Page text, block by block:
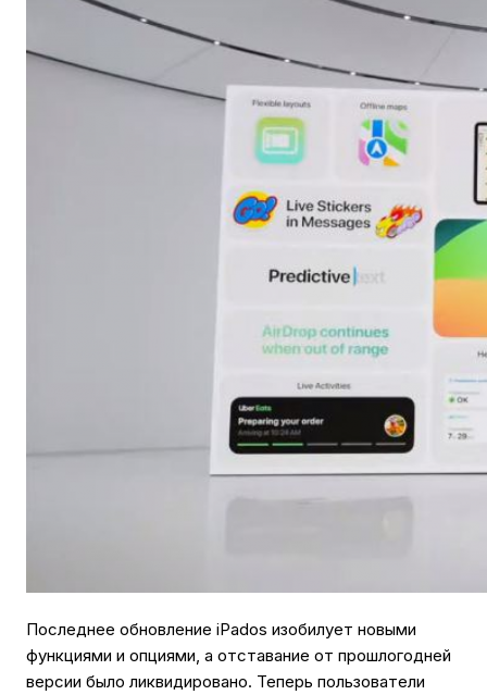
Последнее обновление iPados изобилует новыми
функциями и опциями, а отставание от прошлогодней
версии было ликвидировано. Теперь пользователи